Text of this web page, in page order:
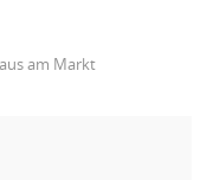
am Markt